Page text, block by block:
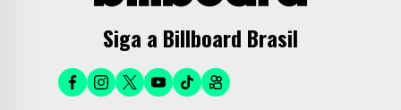
Siga a Billboard Brasil